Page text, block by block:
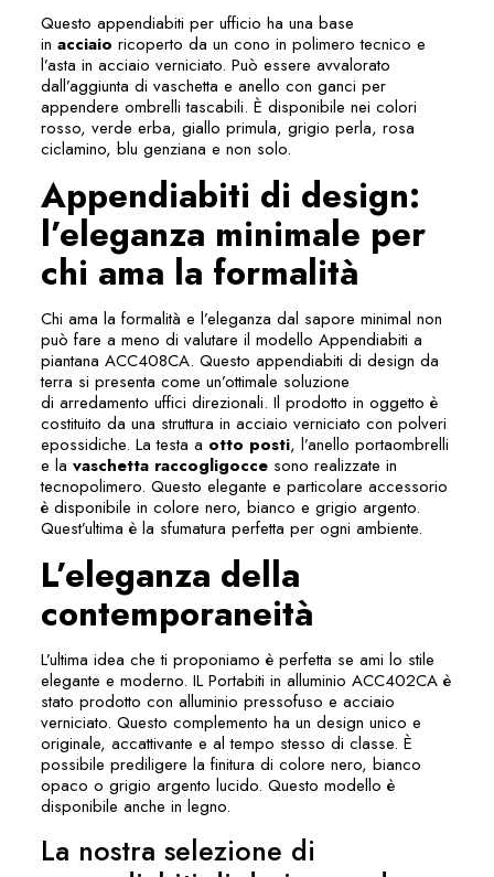
Questo appendiabiti per ufficio ha una base
in acciaio ricoperto da un cono in polimero tecnico e
l’asta in acciaio verniciato. Può essere avvalorato
dall’aggiunta di vaschetta e anello con ganci per
appendere ombrelli tascabili. È disponibile nei colori
rosso, verde erba, giallo primula, grigio perla, rosa
ciclamino, blu genziana e non solo.
Appendiabiti di design:
l’eleganza minimale per
chi ama la formalità
Chi ama la formalità e l’eleganza dal sapore minimal non
può fare a meno di valutare il modello Appendiabiti a
piantana ACC408CA. Questo appendiabiti di design da
terra si presenta come un’ottimale soluzione
di arredamento uffici direzionali. Il prodotto in oggetto è
costituito da una struttura in acciaio verniciato con polveri
epossidiche. La testa a otto posti, l’anello portaombrelli
e la vaschetta raccogligoccesono realizzate in
tecnopolimero. Questo elegante e particolare accessorio
è disponibile in colore nero, bianco e grigio argento.
Quest’ultima è la sfumatura perfetta per ogni ambiente.
L’eleganza della
contemporaneità
L’ultima idea che ti proponiamo è perfetta se ami lo stile
elegante e moderno. IL Portabiti in alluminio ACC402CA è
stato prodotto con alluminio pressofuso e acciaio
verniciato. Questo complemento ha un design unico e
originale, accattivante e al tempo stesso di classe. È
possibile prediligere la finitura di colore nero, bianco
opaco o grigio argento lucido. Questo modello è
disponibile anche in legno.
La nostra selezione di